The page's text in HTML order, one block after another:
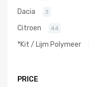
Dacia 3
Citroen 44
*Kit / Lijm Polymeer
PRICE